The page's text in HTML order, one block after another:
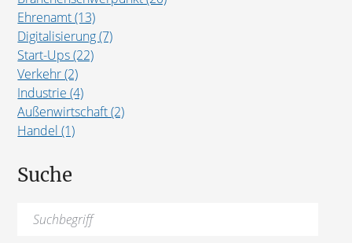
Ehrenamt (13)
Digitalisierung (7)
Start-Ups (22)
Verkehr (2)
Industrie (4)
Außenwirtschaft (2)
Handel (1)
Suche
Suchen
nach: